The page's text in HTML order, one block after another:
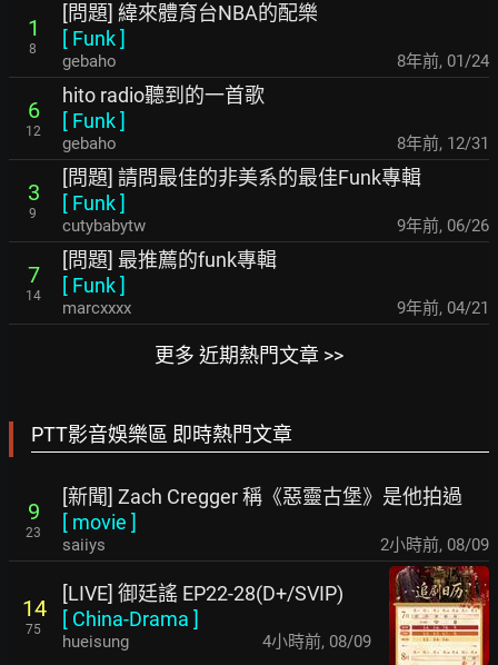
1
8
[問題] 緯來體育台NBA的配樂
[ Funk]
gebaho 8年前, 01/24
6
12
hito radio聽到的一首歌
[ Funk]
gebaho 8年前, 12/31
3
9
[問題] 請問最佳的非美系的最佳Funk專輯
[ Funk]
cutybabytw 9年前, 06/26
7
14
[問題] 最推薦的funk專輯
[ Funk]
marcxxxx 9年前, 04/21
更多 近期熱門文章 >>
PTT影音娛樂區 即時熱門文章
9
23
[新聞] Zach Cregger 稱《惡靈古堡》是他拍過
[ movie ]
saiiys 2小時前, 08/09
14
75
[LIVE] 御廷謠 EP22-28(D+/SVIP)
[ China-Drama ]
hueisung 4小時前, 08/09